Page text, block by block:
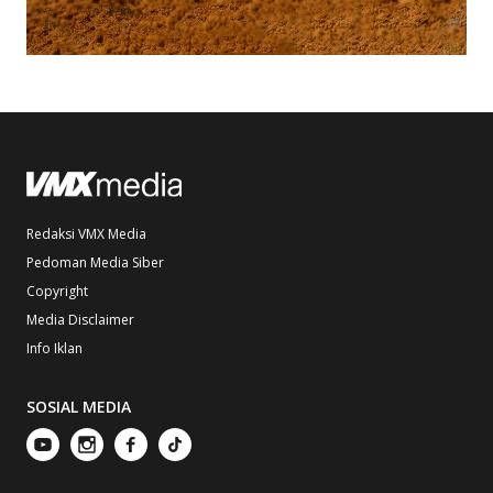
Redaksi VMX Media
Pedoman Media Siber
Copyright
Media Disclaimer
Info Iklan
SOSIAL MEDIA